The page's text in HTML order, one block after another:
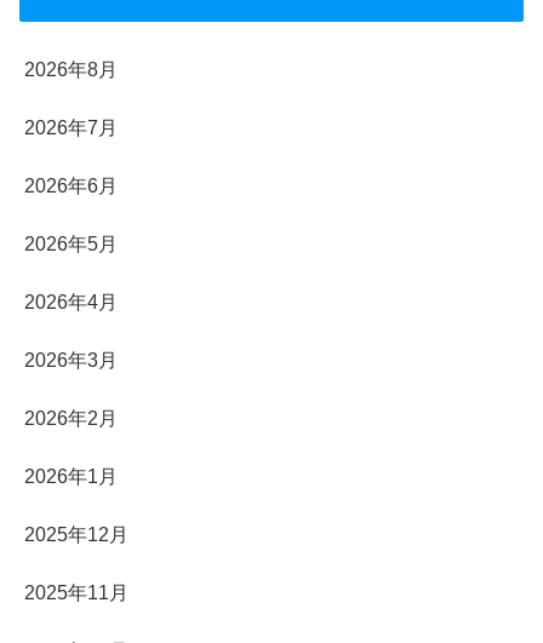
2026年8月
2026年7月
2026年6月
2026年5月
2026年4月
2026年3月
2026年2月
2026年1月
2025年12月
2025年11月